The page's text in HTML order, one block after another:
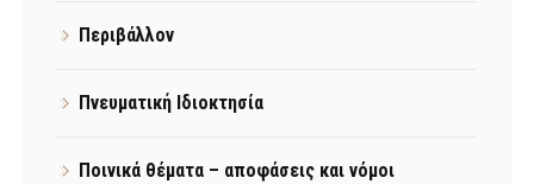
Περιβάλλον
Πνευματική Ιδιοκτησία
Ποινικά θέματα – αποφάσεις και νόμοι